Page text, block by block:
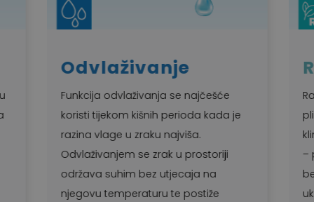
je

R32
Rashladni plin R32 je siguran i efikasan
plin koji ima manji učinak na globalne
klimatske promjene (smanjenje GWP
– potencijala globalnog zagrijavanja)
bez učinka na ozon. Uporabom R32
ukupna emisija CO2 može se smanjiti